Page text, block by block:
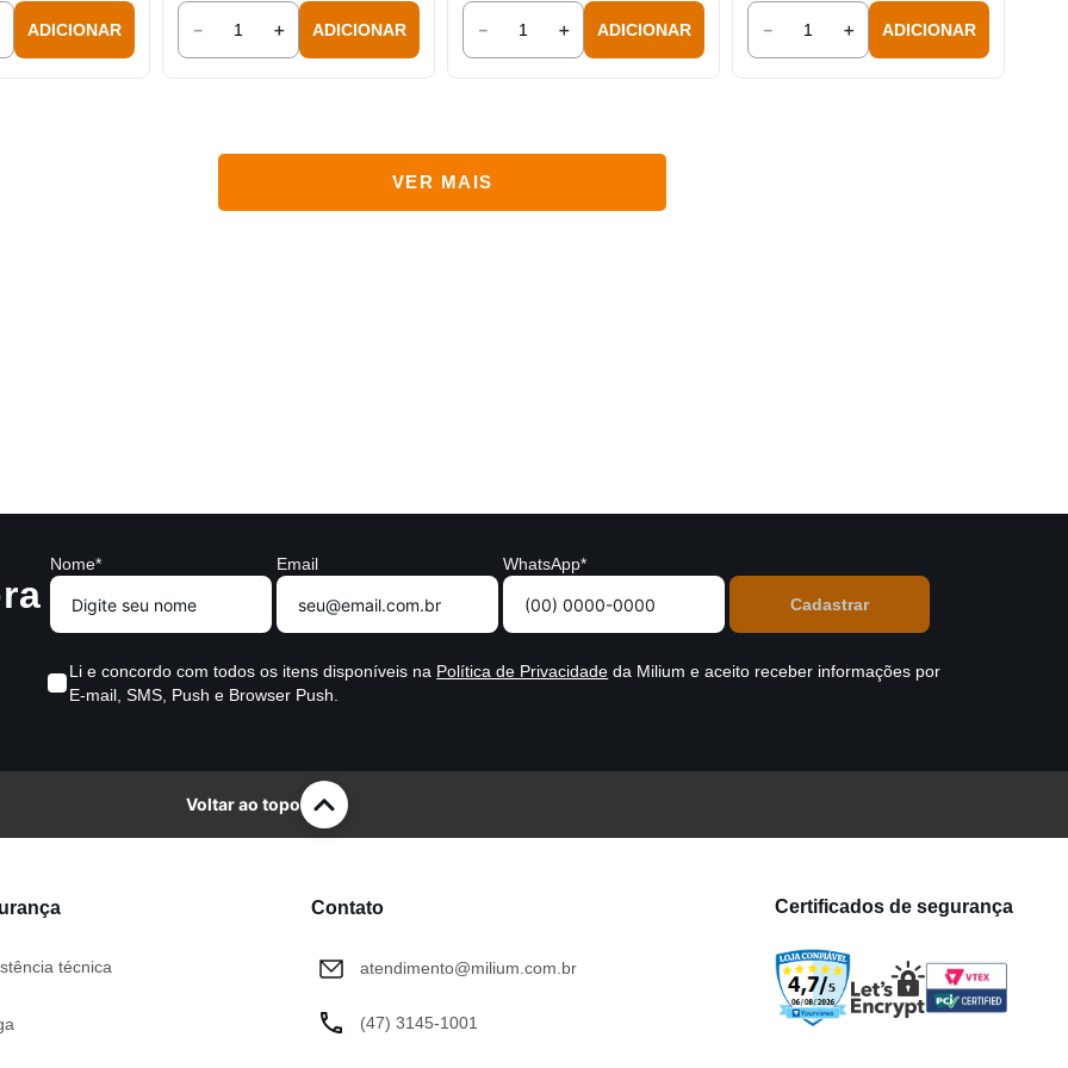
ADICIONAR ＋
－ ADICIONAR ＋
－ ADICIONAR ＋
－ ADICIONAR
Nome* Email WhatsApp*
Li e concordo com todos os itens disponíveis na Política de Privacidade da Milium e aceito receber informações por
E-mail, SMS, Push e Browser Push.
Voltar ao topo
técnica
Contato
atendimento@milium.com.br
(47) 3145-1001
Certificados de segurança